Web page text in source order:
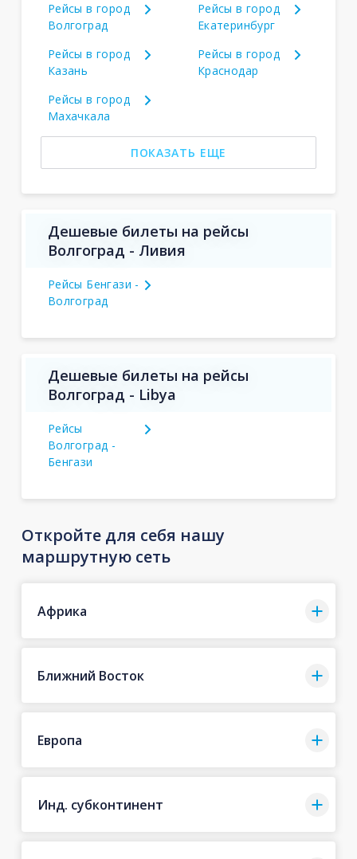
Рейсы в город
Волгоград
Рейсы в город
Екатеринбург
Рейсы в город
Казань
Рейсы в город
Краснодар
Рейсы в город
Махачкала
ПОКАЗАТЬ ЕЩЕ
Дешевые билеты на рейсы
Волгоград - Ливия
Рейсы Бенгази -
Волгоград
Дешевые билеты на рейсы
Волгоград - Libya
Рейсы
Волгоград -
Бенгази
Откройте для себя нашу
маршрутную сеть
Африка
Ближний Восток
Европа
Инд. субконтинент